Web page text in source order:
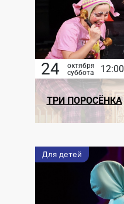
24
октября
суббота
12:00
ТРИ ПОРОСЁНКА
Для детей